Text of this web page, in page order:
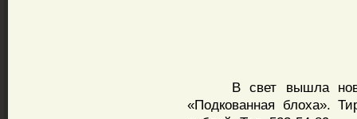
В свет вышла новая
«Подкованная блоха».